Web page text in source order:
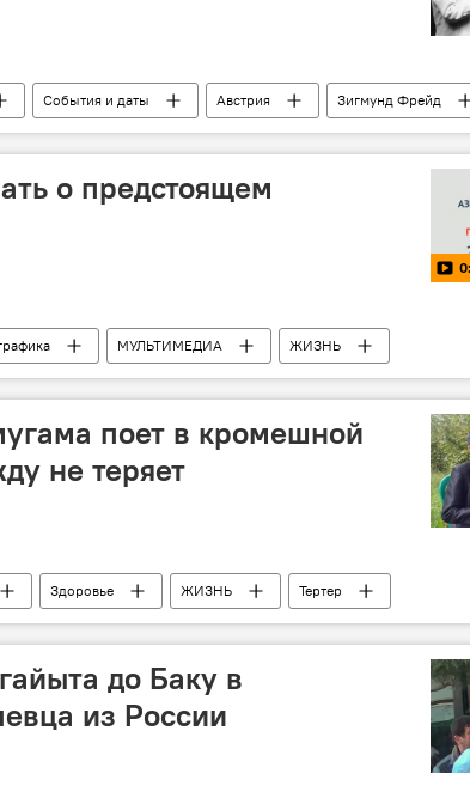
События и даты Австрия
Зигмунд Фрейд
о предстоящем
МУЛЬТИМЕДИА
ЖИЗНЬ
поет в кромешной
не теряет
Здоровье ЖИЗНЬ
Тертер
Мугам Азербайджан
до Баку в
из России